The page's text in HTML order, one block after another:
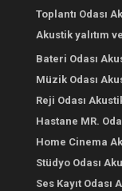
Toplantı Odası
Akustik yalıtım
Bateri Odası
Müzik Odası
Reji Odası
Hastane MR.
Home Cinema
Stüdyo Odası
Ses Kayıt Odası